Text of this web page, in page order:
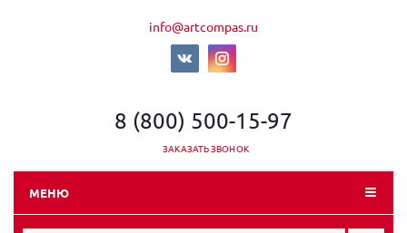
info@artcompas.ru
8 (800) 500-15-97
ЗАКАЗАТЬ ЗВОНОК
МЕНЮ